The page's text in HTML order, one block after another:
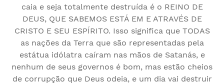
caia e seja totalmente destruída é o REINO DE
DEUS, QUE SABEMOS ESTÁ EM E ATRAVÉS DE
CRISTO E SEU ESPÍRITO. Isso significa que TODAS
as nações da Terra que são representadas pela
estátua idólatra caíram nas mãos de Satanás, e
nenhum de seus governos é bom, mas estão cheios
de corrupção que Deus odeia, e um dia vai destruir